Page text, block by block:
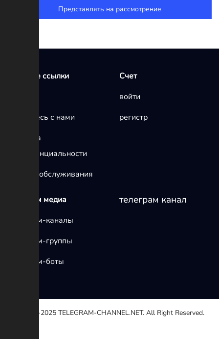
Представлять на рассмотрение
Быстрые ссылки
Свяжитесь с нами
политика
конфиденциальности
условия обслуживания
Счет
войти
регистр
телеграм медиа
Телеграм-каналы
Телеграм-группы
Телеграм-боты
телеграм канал
© 2020-2025 TELEGRAM-CHANNEL.NET. All Right Reserved.